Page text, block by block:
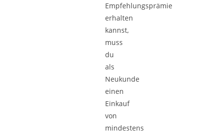
Empfehlungsprämie
erhalten
kannst,
muss
du
als
Neukunde
einen
Einkauf
von
mindestens